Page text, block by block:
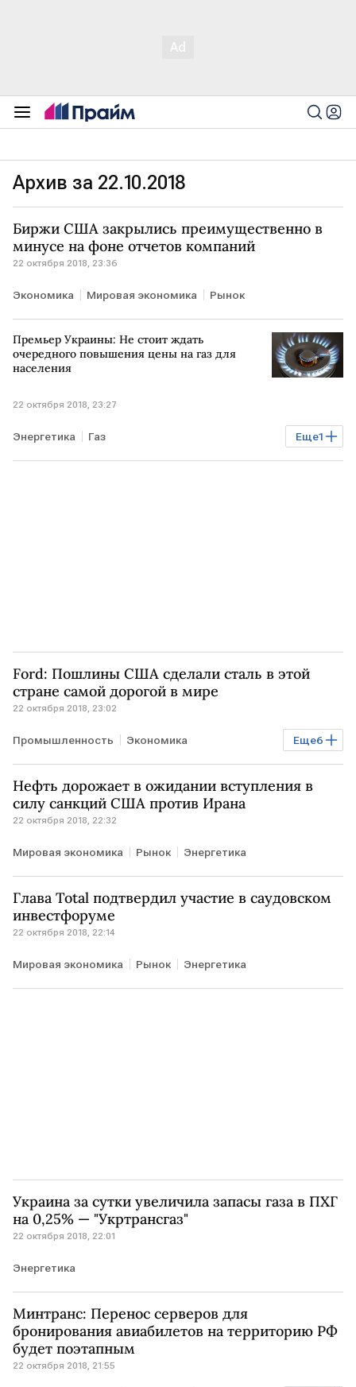
Архив за 22.10.2018
Биржи США закрылись преимущественно в
минусе на фоне отчетов компаний
22 октября 2018, 23:36
Экономика Мировая экономика Рынок
Премьер Украины: Не стоит ждать
очередного повышения цены на газ для
населения
22 октября 2018, 23:27
Еще1
Энергетика Газ
Газовые отношения РФ, Украины и ЕС
Ford: Пошлины США сделали сталь в этой
стране самой дорогой в мире
22 октября 2018, 23:02
Еще6
Промышленность Экономика
Мировая экономика Рынок Транспорт
Бизнес Авто торговые войны
Нефть дорожает в ожидании вступления в
силу санкций США против Ирана
22 октября 2018, 22:32
Мировая экономика Рынок Энергетика
Глава Total подтвердил участие в саудовском
инвестфоруме
22 октября 2018, 22:14
Мировая экономика Рынок Энергетика
Украина за сутки увеличила запасы газа в ПХГ
на 0,25% — "Укртрансгаз"
22 октября 2018, 22:01
Энергетика
Минтранс: Перенос серверов для
бронирования авиабилетов на территорию РФ
будет поэтапным
22 октября 2018, 21:55